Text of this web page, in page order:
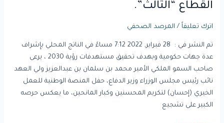
القطاع “الثالث”.
اترك تعليقاً / المرصد الصحفي
تم النشر في : 28 فبراير, 2022 7:12 مساءً في الناتج المحلي بإِشراف
عدة جهات حكومية وبهدف تحقيق مستهدفات رؤية 2030 ، يرعى
صاحب السمو الملكي الأمير محمد بن سلمان بن عبدالعزيز ولي العهد
نائب رئيس مجلس الوزراء وزير الدفاع، حفل المنصة الوطنية للعمل
الخيري (إحسان) لتكريم المحسنين وكبار المانحين، ما يعكس حرصه
الكبير على تشجيع